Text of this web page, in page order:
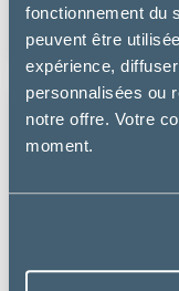
fonctionnement du
peuvent être
expérience,
personnalisées ou
notre offre. Votre
moment.